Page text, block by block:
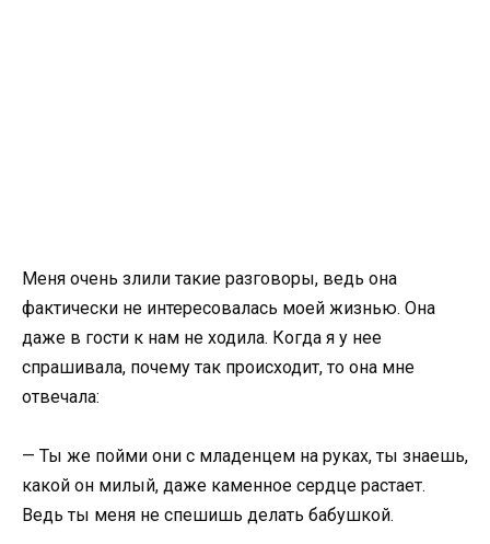
Меня очень злили такие разговоры, ведь она
фактически не интересовалась моей жизнью. Она
даже в гости к нам не ходила. Когда я у нее
спрашивала, почему так происходит, то она мне
отвечала:
— Ты же пойми они с младенцем на руках, ты знаешь,
какой он милый, даже каменное сердце растает.
Ведь ты меня не спешишь делать бабушкой.